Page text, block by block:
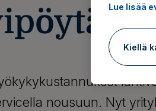
nousuun. Nyt
Lue lisää
Kiellä